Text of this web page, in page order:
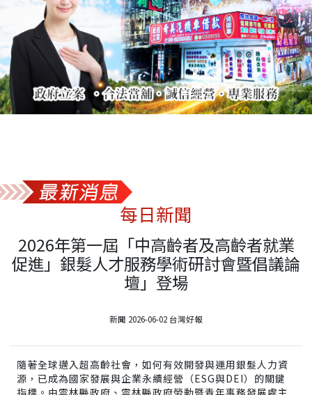
每日新聞
2026年第一屆「中高齡者及高齡者就業
促進」銀髮人才服務學術研討會暨倡議論
壇」登場
新聞 2026-06-02 台灣好報
隨著全球邁入超高齡社會，如何有效開發與運用銀髮人力資
源，已成為國家發展與企業永續經營（ESG與DEI）的關鍵
指標。由雲林縣政府、雲林縣政府勞動暨青年事務發展處主